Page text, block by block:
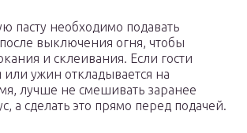
пасту необходимо подавать
выключения огня, чтобы
и склеивания. Если гости
или ужин откладывается на
лучше не смешивать заранее
а сделать это прямо перед подачей.